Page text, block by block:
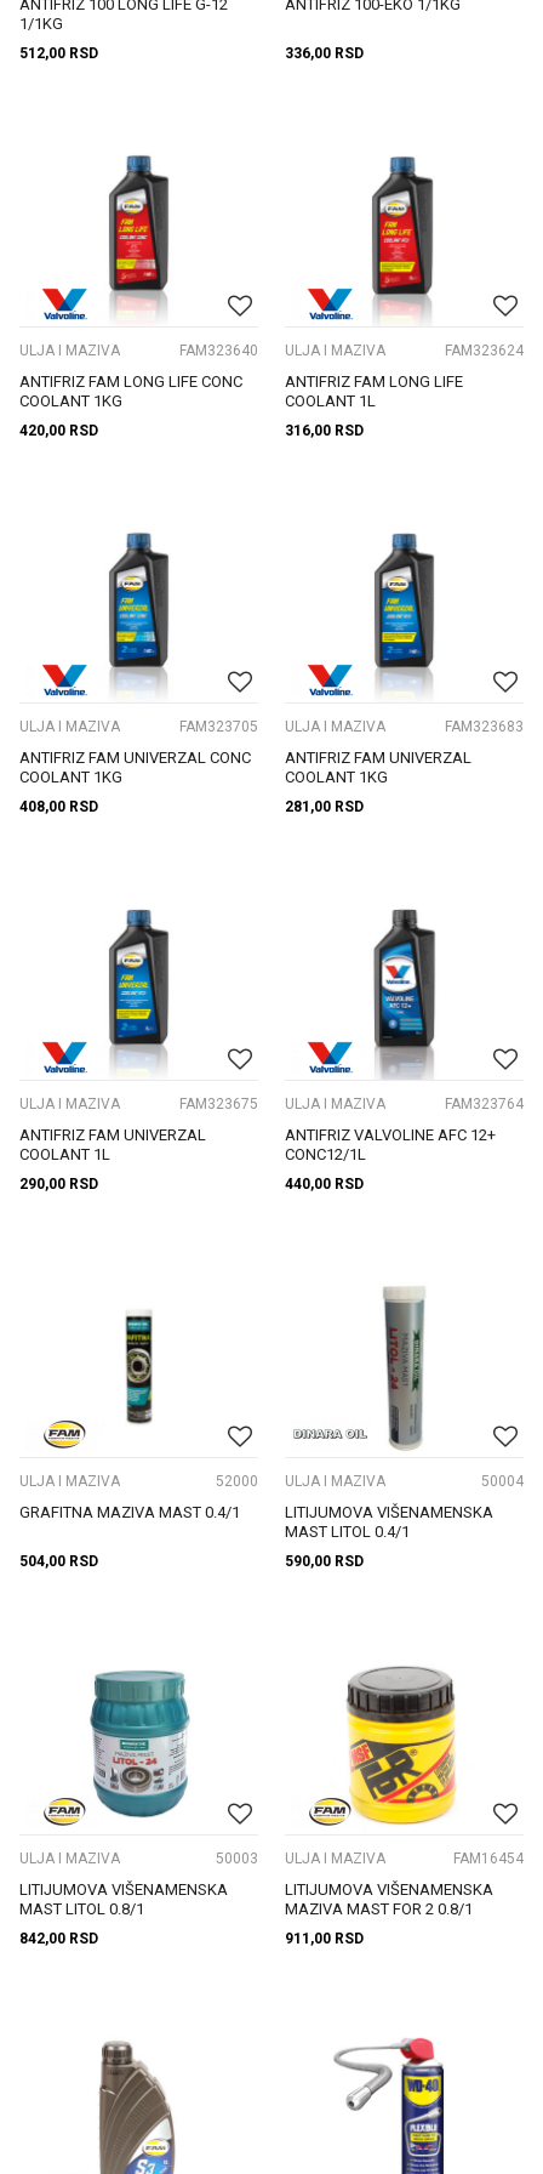
ANTIFRIZ 100 LONG LIFE G-12
1/1KG
512,00 RSD
ANTIFRIZ 100-EKO 1/1KG
336,00 RSD
ULJA I MAZIVA FAM323640
ANTIFRIZ FAM LONG LIFE CONC
COOLANT 1KG
420,00 RSD
ULJA I MAZIVA FAM323624
ANTIFRIZ FAM LONG LIFE
COOLANT 1L
316,00 RSD
ULJA I MAZIVA FAM323705
ANTIFRIZ FAM UNIVERZAL CONC
COOLANT 1KG
408,00 RSD
ULJA I MAZIVA FAM323683
ANTIFRIZ FAM UNIVERZAL
COOLANT 1KG
281,00 RSD
ULJA I MAZIVA FAM323675
ANTIFRIZ FAM UNIVERZAL
COOLANT 1L
290,00 RSD
ULJA I MAZIVA FAM323764
ANTIFRIZ VALVOLINE AFC 12+
CONC12/1L
440,00 RSD
ULJA I MAZIVA 52000
GRAFITNA MAZIVA MAST 0.4/1
504,00 RSD
ULJA I MAZIVA 50004
LITIJUMOVA VIŠENAMENSKA
MAST LITOL 0.4/1
590,00 RSD
ULJA I MAZIVA 50003
LITIJUMOVA VIŠENAMENSKA
MAST LITOL 0.8/1
842,00 RSD
ULJA I MAZIVA FAM16454
LITIJUMOVA VIŠENAMENSKA
MAZIVA MAST FOR 2 0.8/1
911,00 RSD